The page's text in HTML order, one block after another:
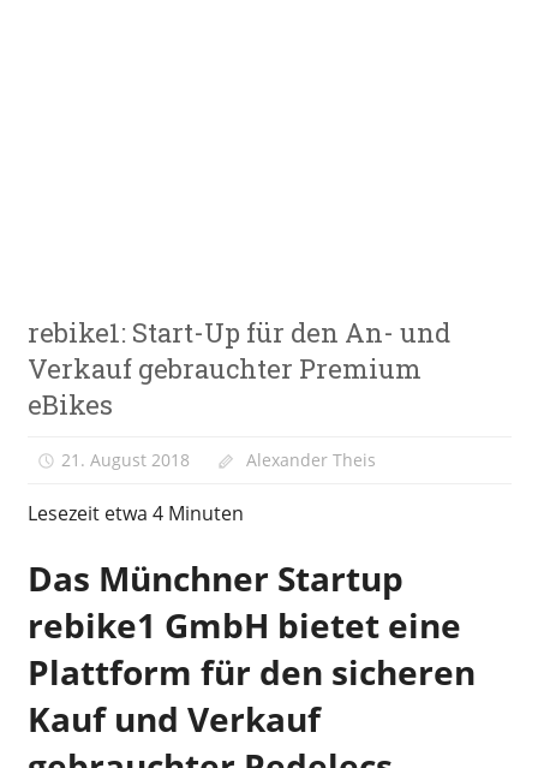
Bike
News
rebike1: Start-Up für den An- und
Verkauf gebrauchter Premium
eBikes
21. August 2018 Alexander Theis
Lesezeit etwa 4 Minuten
Das Münchner Startup
rebike1 GmbH bietet eine
Plattform für den sicheren
Kauf und Verkauf